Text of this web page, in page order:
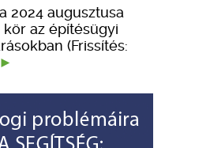
2024 augusztusa
az építésügyi
(Frissítés: